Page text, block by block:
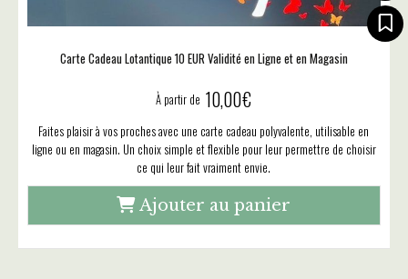
Carte Cadeau Lotantique 10 EUR Validité en Ligne et en Magasin
À partir de 10,00€
Faites plaisir à vos proches avec une carte cadeau polyvalente, utilisable en
ligne ou en magasin. Un choix simple et flexible pour leur permettre de choisir
ce qui leur fait vraiment envie.
Ajouter au panier